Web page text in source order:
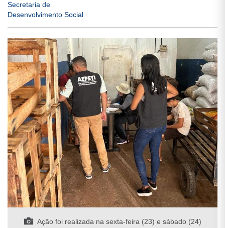
Secretaria de
Desenvolvimento Social
Ação foi realizada na sexta-feira (23) e sábado (24)